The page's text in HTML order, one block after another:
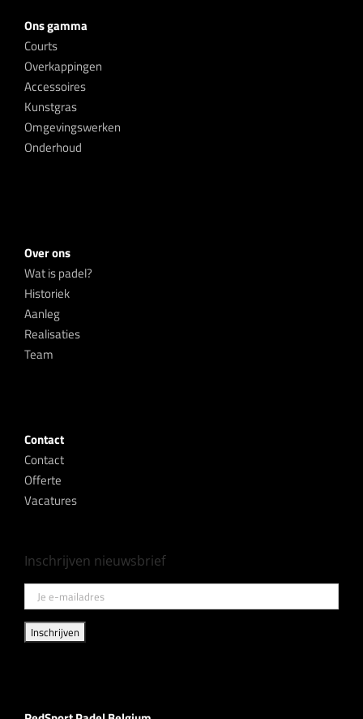
Ons gamma
Courts
Overkappingen
Accessoires
Kunstgras
Omgevingswerken
Onderhoud
Over ons
Wat is padel?
Historiek
Aanleg
Realisaties
Team
Contact
Contact
Offerte
Vacatures
Inschrijven nieuwsbrief